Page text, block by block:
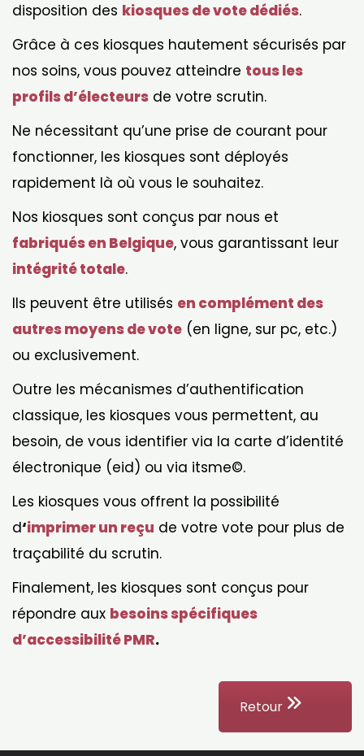
disposition des kiosques de vote dédiés.
Grâce à ces kiosques hautement sécurisés par
nos soins, vous pouvez atteindre tous les
profils d’électeurs de votre scrutin.
Ne nécessitant qu’une prise de courant pour
fonctionner, les kiosques sont déployés
rapidement là où vous le souhaitez.
Nos kiosques sont conçus par nous et
fabriqués en Belgique, vous garantissant leur
intégrité totale.
Ils peuvent être utilisés en complément des
autres moyens de vote (en ligne, sur pc, etc.)
ou exclusivement.
Outre les mécanismes d’authentification
classique, les kiosques vous permettent, au
besoin, de vous identifier via la carte d’identité
électronique (eid) ou via itsme©.
Les kiosques vous offrent la possibilité
d‘imprimer un reçu de votre vote pour plus de
traçabilité du scrutin.
Finalement, les kiosques sont conçus pour
répondre aux besoins spécifiques
d’accessibilité PMR.
Retour